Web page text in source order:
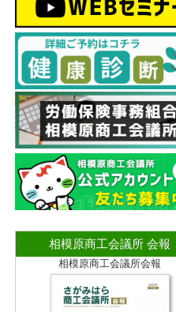
相模原商工会議所 会報
相模原商工会議所会報